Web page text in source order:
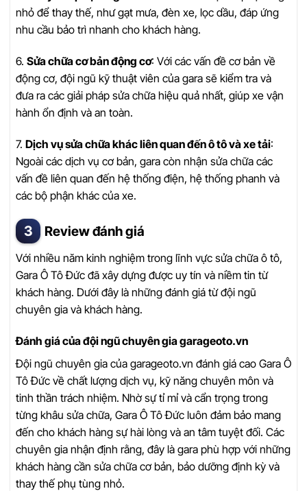
nhỏ để thay thế, như gạt mưa, đèn xe, lọc dầu, đáp ứng
nhu cầu bảo trì nhanh cho khách hàng.
6. Sửa chữa cơ bản động cơ: Với các vấn đề cơ bản về
động cơ, đội ngũ kỹ thuật viên của gara sẽ kiểm tra và
đưa ra các giải pháp sửa chữa hiệu quả nhất, giúp xe vận
hành ổn định và an toàn.
7. Dịch vụ sửa chữa khác liên quan đến ô tô và xe tải:
Ngoài các dịch vụ cơ bản, gara còn nhận sửa chữa các
vấn đề liên quan đến hệ thống điện, hệ thống phanh và
các bộ phận khác của xe.
Review đánh giá
Với nhiều năm kinh nghiệm trong lĩnh vực sửa chữa ô tô,
Gara Ô Tô Đức đã xây dựng được uy tín và niềm tin từ
khách hàng. Dưới đây là những đánh giá từ đội ngũ
chuyên gia và khách hàng.
Đánh giá của đội ngũ chuyên gia garageoto.vn
Đội ngũ chuyên gia của garageoto.vn đánh giá cao Gara Ô
Tô Đức về chất lượng dịch vụ, kỹ năng chuyên môn và
tinh thần trách nhiệm. Nhờ sự tỉ mỉ và cẩn trọng trong
từng khâu sửa chữa, Gara Ô Tô Đức luôn đảm bảo mang
đến cho khách hàng sự hài lòng và an tâm tuyệt đối. Các
chuyên gia nhận định rằng, đây là gara phù hợp với những
khách hàng cần sửa chữa cơ bản, bảo dưỡng định kỳ và
thay thế phụ tùng nhỏ.